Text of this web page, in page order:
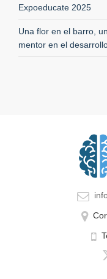
Expoeducate 2025
Una flor en el barro,
mentor en el